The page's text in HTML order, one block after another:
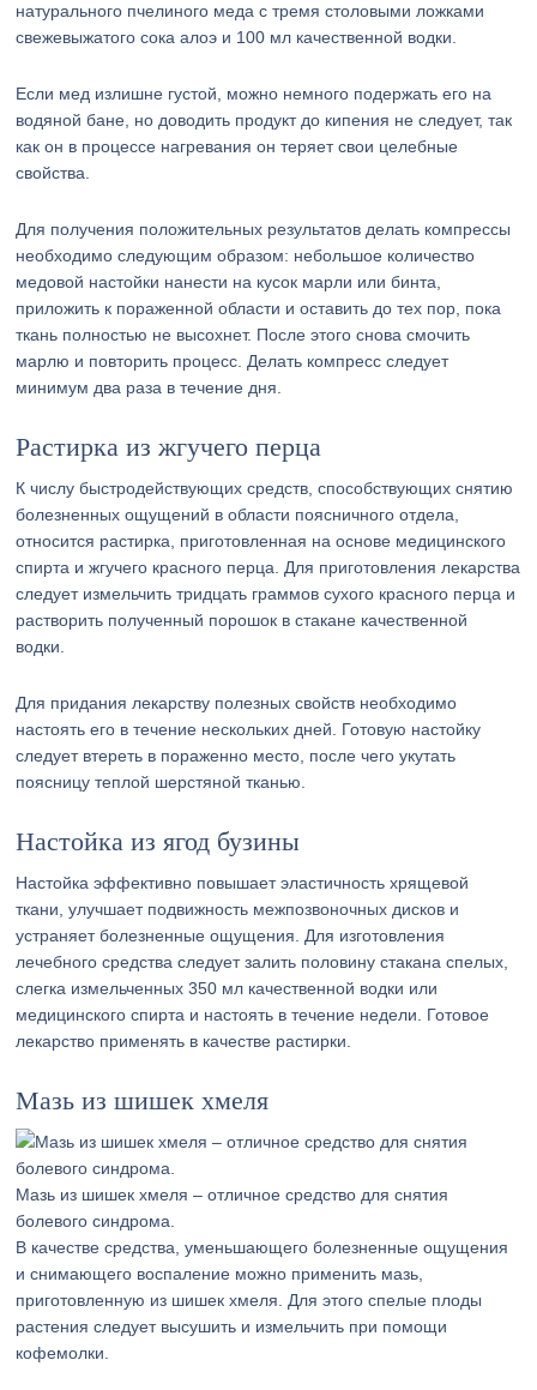
натурального пчелиного меда с тремя столовыми ложками
свежевыжатого сока алоэ и 100 мл качественной водки.
Если мед излишне густой, можно немного подержать его на
водяной бане, но доводить продукт до кипения не следует, так
как он в процессе нагревания он теряет свои целебные
свойства.
Для получения положительных результатов делать компрессы
необходимо следующим образом: небольшое количество
медовой настойки нанести на кусок марли или бинта,
приложить к пораженной области и оставить до тех пор, пока
ткань полностью не высохнет. После этого снова смочить
марлю и повторить процесс. Делать компресс следует
минимум два раза в течение дня.
Растирка из жгучего перца
К числу быстродействующих средств, способствующих снятию
болезненных ощущений в области поясничного отдела,
относится растирка, приготовленная на основе медицинского
спирта и жгучего красного перца. Для приготовления лекарства
следует измельчить тридцать граммов сухого красного перца и
растворить полученный порошок в стакане качественной
водки.
Для придания лекарству полезных свойств необходимо
настоять его в течение нескольких дней. Готовую настойку
следует втереть в пораженно место, после чего укутать
поясницу теплой шерстяной тканью.
Настойка из ягод бузины
Настойка эффективно повышает эластичность хрящевой
ткани, улучшает подвижность межпозвоночных дисков и
устраняет болезненные ощущения. Для изготовления
лечебного средства следует залить половину стакана спелых,
слегка измельченных 350 мл качественной водки или
медицинского спирта и настоять в течение недели. Готовое
лекарство применять в качестве растирки.
Мазь из шишек хмеля
Мазь из шишек хмеля – отличное средство для снятия
болевого синдрома.
В качестве средства, уменьшающего болезненные ощущения
и снимающего воспаление можно применить мазь,
приготовленную из шишек хмеля. Для этого спелые плоды
растения следует высушить и измельчить при помощи
кофемолки.